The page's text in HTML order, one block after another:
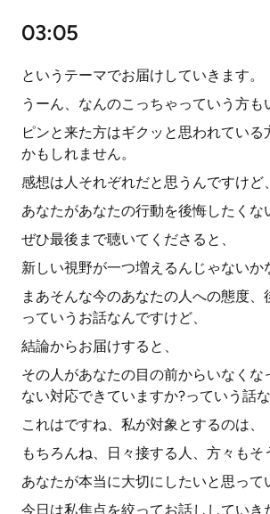
03:05
というテーマでお届けしていきます。
うーん、なんのこっちゃっていう方も
ピンと来た方はギクッと思われている
かもしれません。
感想は人それぞれだと思うんですけど、
あなたがあなたの行動を後悔したくな
ぜひ最後まで聴いてくださると、
新しい視野が一つ増えるんじゃないか
まあそんな今のあなたの人への態度、
っていうお話なんですけど、
結論からお届けすると、
その人があなたの目の前からいなくな
ない対応できていますか?っていう話な
これはですね、私が対象とするのは、
もちろんね、日々接する人、方々もそ
あなたが本当に大切にしたいと思って
今日は私焦点を絞ってお話ししていき